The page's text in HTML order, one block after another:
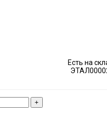
Есть на